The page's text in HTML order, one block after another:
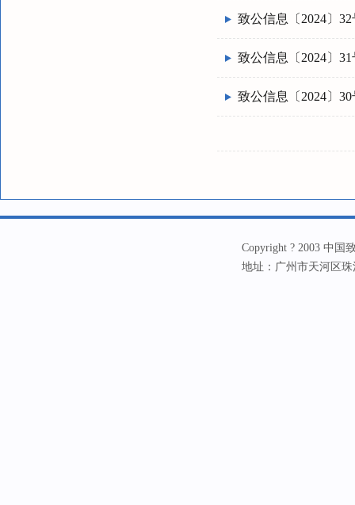
致公信息〔2024〕32
致公信息〔2024〕31
致公信息〔2024〕30
Copyright ? 2003 中国
地址：广州市天河区